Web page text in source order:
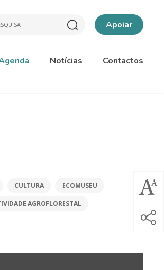
Apoiar
Notícias Contactos
CULTURA ECOMUSEU
AGROFLORESTAL